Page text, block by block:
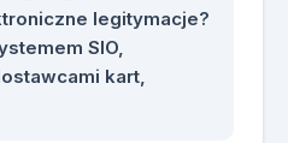
legitymacje?
SIO,
kart,